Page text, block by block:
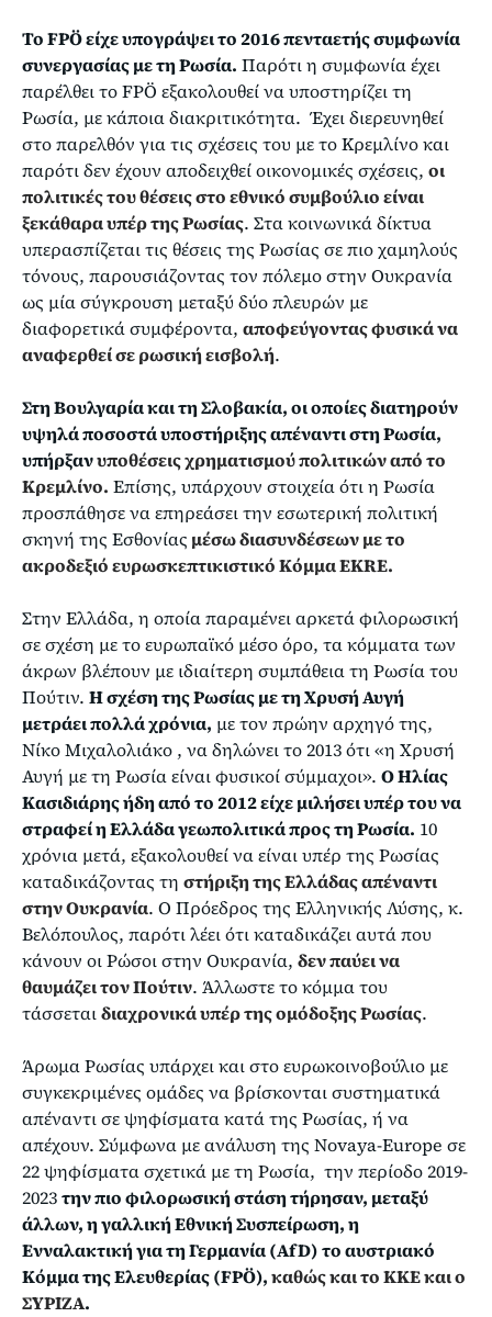
Το FPÖ είχε υπογράψει το 2016 πενταετής συμφωνία
συνεργασίας με τη Ρωσία. Παρότι η συμφωνία έχει
παρέλθει το FPÖ εξακολουθεί να υποστηρίζει τη
Ρωσία, με κάποια διακριτικότητα. Έχει διερευνηθεί
στο παρελθόν για τις σχέσεις του με το Κρεμλίνο και
παρότι δεν έχουν αποδειχθεί οικονομικές σχέσεις, οι
πολιτικές του θέσεις στο εθνικό συμβούλιο είναι
ξεκάθαρα υπέρ της Ρωσίας. Στα κοινωνικά δίκτυα
υπερασπίζεται τις θέσεις της Ρωσίας σε πιο χαμηλούς
τόνους, παρουσιάζοντας τον πόλεμο στην Ουκρανία
ως μία σύγκρουση μεταξύ δύο πλευρών με
διαφορετικά συμφέροντα, αποφεύγοντας φυσικά να
αναφερθεί σε ρωσική εισβολή.
Στη Βουλγαρία και τη Σλοβακία, οι οποίες διατηρούν
υψηλά ποσοστά υποστήριξης απέναντι στη Ρωσία,
υπήρξανυποθέσεις χρηματισμού πολιτικών από το
Κρεμλίνο. Επίσης, υπάρχουν στοιχεία ότι η Ρωσία
προσπάθησε να επηρεάσει την εσωτερική πολιτική
σκηνή της Εσθονίας μέσω διασυνδέσεων με το
ακροδεξιό ευρωσκεπτικιστικό Κόμμα EKRE.
Στην Ελλάδα, η οποία παραμένει αρκετά φιλορωσική
σε σχέση με το ευρωπαϊκό μέσο όρο, τα κόμματα των
άκρων βλέπουν με ιδιαίτερη συμπάθεια τη Ρωσία του
Πούτιν. Η σχέση της Ρωσίας με τη Χρυσή Αυγή
μετράει πολλά χρόνια, με τον πρώην αρχηγό της,
Νίκο Μιχαλολιάκο , να δηλώνει το 2013 ότι «η Χρυσή
Αυγή με τη Ρωσία είναι φυσικοί σύμμαχοι». Ο Ηλίας
Κασιδιάρης ήδη από το 2012 είχε μιλήσει υπέρ του να
στραφεί η Ελλάδα γεωπολιτικά προς τη Ρωσία. 10
χρόνια μετά, εξακολουθεί να είναι υπέρ της Ρωσίας
καταδικάζοντας τη στήριξη της Ελλάδας απέναντι
στην Ουκρανία. Ο Πρόεδρος της Ελληνικής Λύσης, κ.
Βελόπουλος, παρότι λέει ότι καταδικάζει αυτά που
κάνουν οι Ρώσοι στην Ουκρανία, δεν παύει να
θαυμάζει τον Πούτιν. Άλλωστε το κόμμα του
τάσσεταιδιαχρονικά υπέρ της ομόδοξης Ρωσίας.
Άρωμα Ρωσίας υπάρχει και στο ευρωκοινοβούλιο με
συγκεκριμένες ομάδες να βρίσκονται συστηματικά
απέναντι σε ψηφίσματα κατά της Ρωσίας, ή να
απέχουν. Σύμφωνα με ανάλυση της Novaya-Europe σε
22 ψηφίσματα σχετικά με τη Ρωσία, την περίοδο 2019-
2023την πιο φιλορωσική στάση τήρησαν, μεταξύ
άλλων, η γαλλική Εθνική Συσπείρωση, η
Ενναλακτική για τη Γερμανία (AfD) το αυστριακό
Κόμμα της Ελευθερίας (FPÖ),καθώς και το ΚΚΕ και ο
ΣΥΡΙΖΑ.